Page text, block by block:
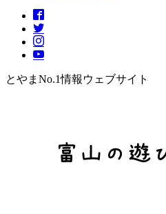
とやまNo.1情報ウェブサイト